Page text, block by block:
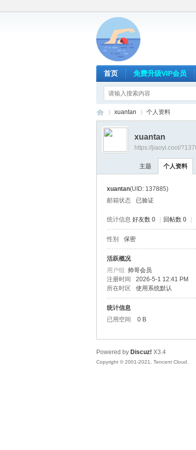
首页 免费升级VIP会员
网
›
xuantan 个人资料
xuantan
https://jiaoyi.cool/
主题 个人资料
xuantan(UID: 137885)
邮箱状态
已验证
统计信息 好友数 0 回帖数 0
性别 保密
活跃概况
用户组 帅哥会员
注册时间
2026-5-1 12:41 PM
所在时区
使用系统默认
统计信息
已用空间
0 B
Powered by Discuz! X3.4
Copyright © 2001-2021, Tencent Cloud.